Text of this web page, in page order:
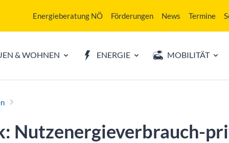
Energieberatung NÖ Förderungen News Termine
& WOHNEN ENERGIE MOBILITÄT
Nutzenergieverbrauch-